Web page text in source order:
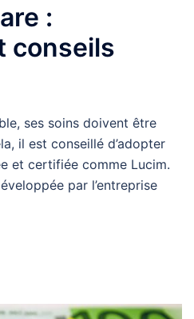
:
conseils
ses soins doivent être
il est conseillé d’adopter
et certifiée comme Lucim.
par l’entreprise